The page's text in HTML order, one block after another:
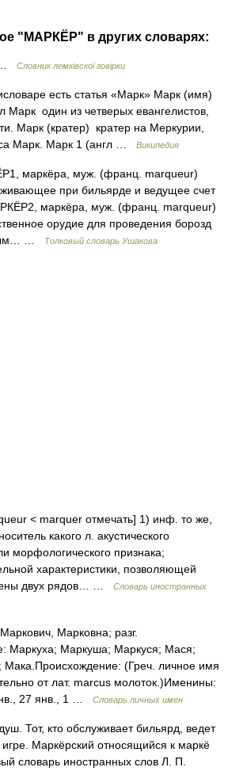
"МАРКЁР" в других словарях:
… Словник лемківскої говірки
есть статья «Марк» Марк (имя)
Марк один из четверых евангелистов,
Марк (кратер) кратер на Меркурии,
Марк. Марк 1 (англ …
Википедия
маркёра, муж. (франц. marqueur)
при бильярде и ведущее счет
маркёра, муж. (франц. marqueur)
орудие для проведения борозд
…
Толковый словарь Ушакова
< marquer отмечать] 1) инф. то же,
какого л. акустического
морфологического признака;
характеристики, позволяющей
двух рядов… …
Словарь иностранных
Марковна; разг.
Маркуха; Маркуша; Маркуся; Мася;
(Греч. личное имя
от лат. marcus молоток.)Именины:
27 янв., 1 …
Словарь личных имен
Тот, кто обслуживает бильярд, ведет
Маркёрский относящийся к маркё
словарь иностранных слов Л. П.